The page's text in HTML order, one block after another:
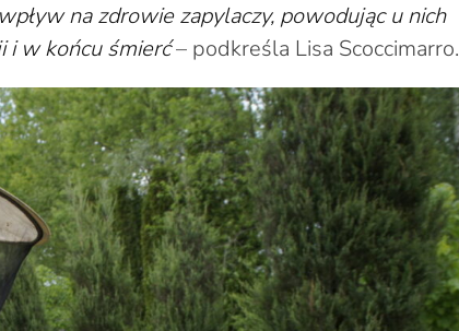
na zdrowie zapylaczy, powodując u nich
i w końcu śmierć– podkreśla Lisa Scoccimarro.